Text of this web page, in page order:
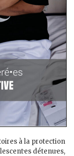
à la protection
détenu·es,